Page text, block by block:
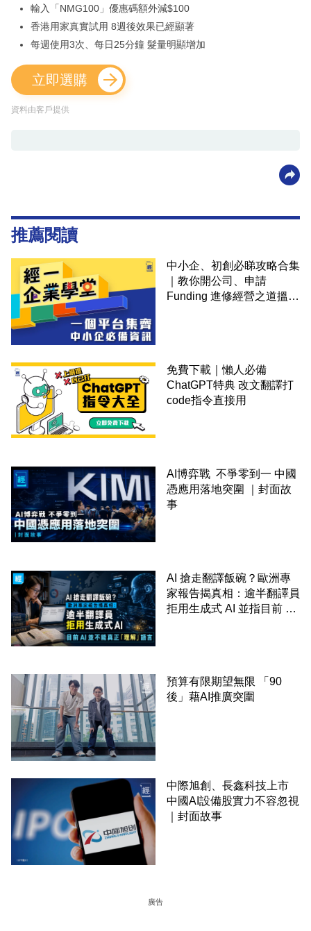
輸入「NMG100」優惠碼額外減$100
香港用家真實試用 8週後效果已經顯著
每週使用3次、每日25分鐘 髮量明顯增加
立即選購
資料由客戶提供
推薦閱讀
中小企、初創必睇攻略合集
｜教你開公司、申請
Funding 進修經營之道搵大
免費下載｜懶人必備
ChatGPT特典 改文翻譯打
code指令直接用
AI博弈戰 不爭零到一 中國
憑應用落地突圍 ｜封面故
事
AI 搶走翻譯飯碗？歐洲專
家報告揭真相：逾半翻譯員
拒用生成式 AI 並指目前 AI
預算有限期望無限 「90
後」藉AI推廣突圍
中際旭創、長鑫科技上市
中國AI設備股實力不容忽視
｜封面故事
廣告